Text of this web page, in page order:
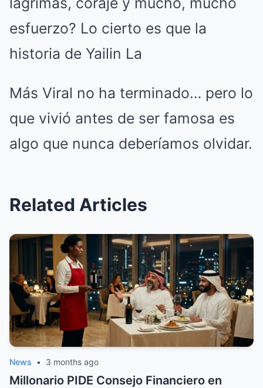
esfuerzo? Lo cierto es que la
historia de Yailin La
Más Viral no ha terminado… pero lo
que vivió antes de ser famosa es
algo que nunca deberíamos olvidar.
Related Articles
News • 3 months ago
Millonario PIDE Consejo Financiero en